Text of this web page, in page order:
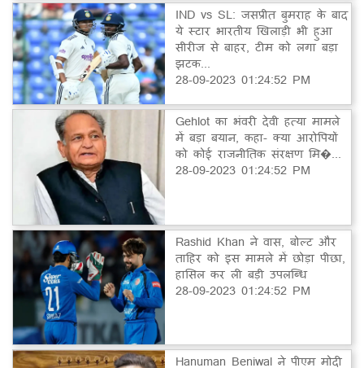
IND vs SL: जसप्रीत बुमराह के बाद
ये स्टार भारतीय खिलाड़ी भी हुआ
सीरीज से बाहर, टीम को लगा बड़ा
झटक...
28-09-2023 01:24:52 PM
Gehlot का भंवरी देवी हत्या मामले
में बड़ा बयान, कहा- क्या आरोपियों
को कोई राजनीतिक संरक्षण मि�...
28-09-2023 01:24:52 PM
Rashid Khan ने वास, बोल्ट और
ताहिर को इस मामले में छोड़ा पीछा,
हासिल कर ली बड़ी उपलब्धि
28-09-2023 01:24:52 PM
Hanuman Beniwal ने पीएम मोदी